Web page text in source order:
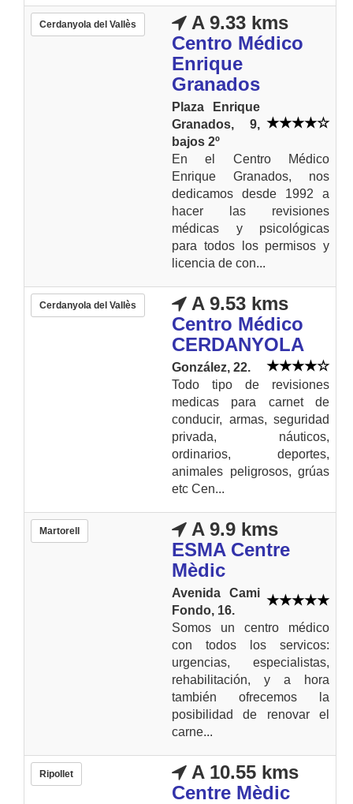
Cerdanyola del Vallès
A 9.33 kms
Centro Médico
Enrique
Granados
Plaza Enrique
Granados, 9,
bajos 2º
En el Centro Médico
Enrique Granados, nos
dedicamos desde 1992 a
hacer las revisiones
médicas y psicológicas
para todos los permisos y
licencia de con...
Cerdanyola del Vallès
A 9.53 kms
Centro Médico
CERDANYOLA
González, 22.
Todo tipo de revisiones
medicas para carnet de
conducir, armas, seguridad
privada, náuticos,
ordinarios, deportes,
animales peligrosos, grúas
etc Cen...
Martorell
A 9.9 kms
ESMA Centre
Mèdic
Avenida Cami
Fondo, 16.
Somos un centro médico
con todos los servicos:
urgencias, especialistas,
rehabilitación, y a hora
también ofrecemos la
posibilidad de renovar el
carne...
Ripollet
A 10.55 kms
Centre Mèdic